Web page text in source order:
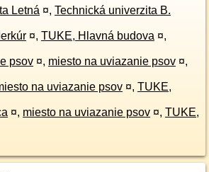
Letná ¤, Technická univerzita B.
¤, TUKE, Hlavná budova ¤,
psov ¤, miesto na uviazanie psov ¤,
na uviazanie psov ¤, TUKE,
¤, miesto na uviazanie psov ¤, TUKE,